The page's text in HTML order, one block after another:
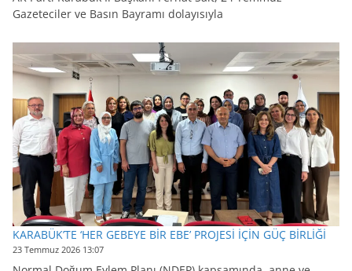
Gazeteciler ve Basın Bayramı dolayısıyla
KARABÜK’TE ‘HER GEBEYE BİR EBE’ PROJESİ İÇİN GÜÇ BİRLİĞİ
23 Temmuz 2026 13:07